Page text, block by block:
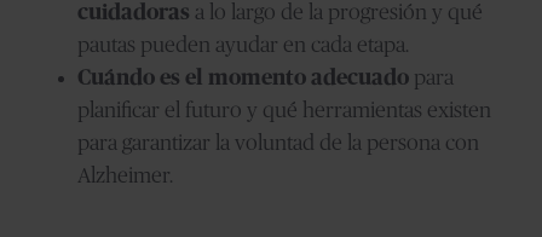
cuidadoras a lo largo de la progresión y qué
pautas pueden ayudar en cada etapa.
Cuándo es el momento adecuado para
planificar el futuro y qué herramientas existen
para garantizar la voluntad de la persona con
Alzheimer.